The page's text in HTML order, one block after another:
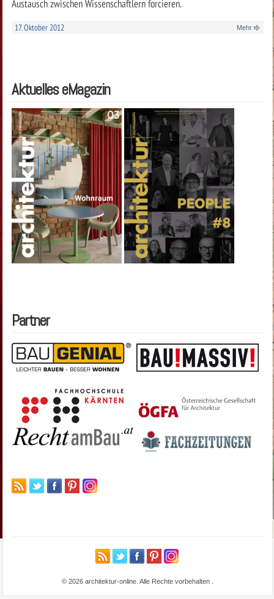
Austausch zwischen Wissenschaftlern forcieren.
17. Oktober 2012 Mehr
Aktuelles eMagazin
Partner
© 2026 architektur-online. Alle Rechte vorbehalten .